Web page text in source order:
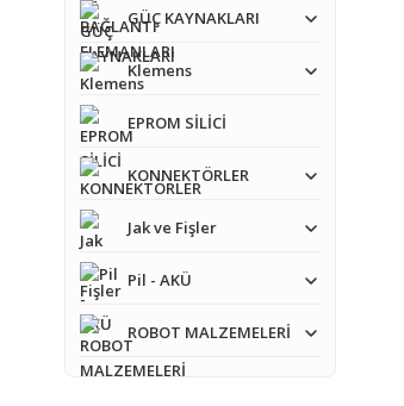
GÜÇ KAYNAKLARI
Klemens
EPROM SİLİCİ
KONNEKTÖRLER
Jak ve Fişler
Pil - AKÜ
ROBOT MALZEMELERİ